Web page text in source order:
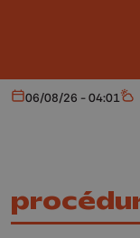
Aujourd'hui
06/08/26 - 04:01